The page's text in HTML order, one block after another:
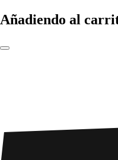
Añadiendo al